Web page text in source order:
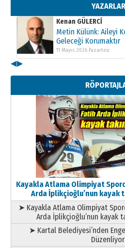
YAZARLAR
11 Mayıs 2026 Pazartesi
Kenan GÜLERCİ
Metin Külünk: Aileyi
Geleceği Korumaktır
11 Mayıs 2026 Pazartesi
Metin Külünk: Aileyi
Geleceği Korumaktır
11 Mayıs 2026 Pazartesi
◀▶
Kayakla Atlama Olimpiyat
Arda İplikçioğlu’nun kayak
➤ Kayakla Atlama Olimpiyat
Arda İplikçioğlu’nun kayak
➤ Kartal Belediyesi’nden
Düzenliyor